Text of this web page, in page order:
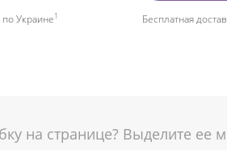
по Украине1 Бесплатная
на странице? Выделите ее